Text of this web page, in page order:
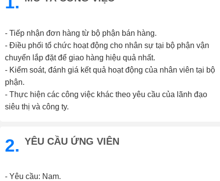
- Tiếp nhận đơn hàng từ bộ phận bán hàng.
- Điều phối tổ chức hoạt động cho nhân sự tại bộ phận vận
chuyển lắp đặt để giao hàng hiệu quả nhất.
- Kiểm soát, đánh giá kết quả hoạt động của nhân viên tại bộ
phận.
- Thực hiện các công việc khác theo yêu cầu của lãnh đạo
siêu thị và công ty.
2. YÊU CẦU ỨNG VIÊN
- Yêu cầu: Nam.